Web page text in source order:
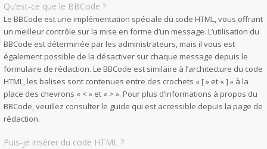
Qu’est-ce que le BBCode ?
Le BBCode est une implémentation spéciale du code HTML, vous offrant
un meilleur contrôle sur la mise en forme d’un message. L’utilisation du
BBCode est déterminée par les administrateurs, mais il vous est
également possible de la désactiver sur chaque message depuis le
formulaire de rédaction. Le BBCode est similaire à l’architecture du code
HTML, les balises sont contenues entre des crochets « [ » et « ] » à la
place des chevrons « < » et « > ». Pour plus d’informations à propos du
BBCode, veuillez consulter le guide qui est accessible depuis la page de
rédaction.
Puis-je insérer du code HTML ?